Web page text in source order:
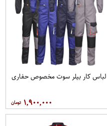
لباس کار بیلر سوت مخصوص حفاری
۱,۹۰۰,۰۰۰